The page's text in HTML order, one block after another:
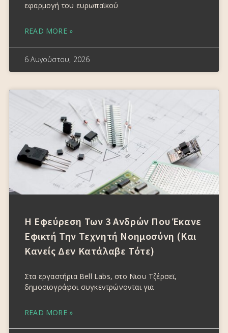
εφαρμογή του ευρωπαϊκού
READ MORE »
6 Αυγούστου, 2026
Η Εφεύρεση Των 3 Ανδρών Που Έκανε
Εφικτή Την Τεχνητή Νοημοσύνη (και
Κανείς Δεν Κατάλαβε Τότε)
Στα εργαστήρια Bell Labs, στο Νιου Τζέρσεϊ,
δημοσιογράφοι συγκεντρώνονται για
READ MORE »